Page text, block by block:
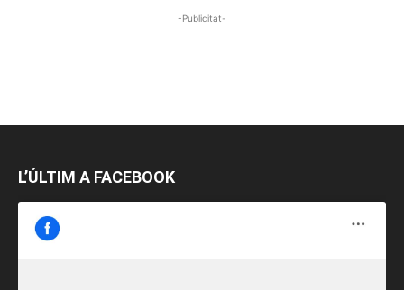
-Publicitat-
L’ÚLTIM A FACEBOOK